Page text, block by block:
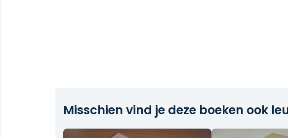
Misschien vind je deze boeken ook